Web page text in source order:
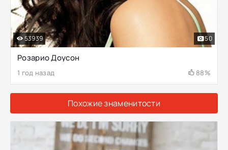
Розарио Доусон
1 год назад 88%
53939 50
Похожие знаменитости